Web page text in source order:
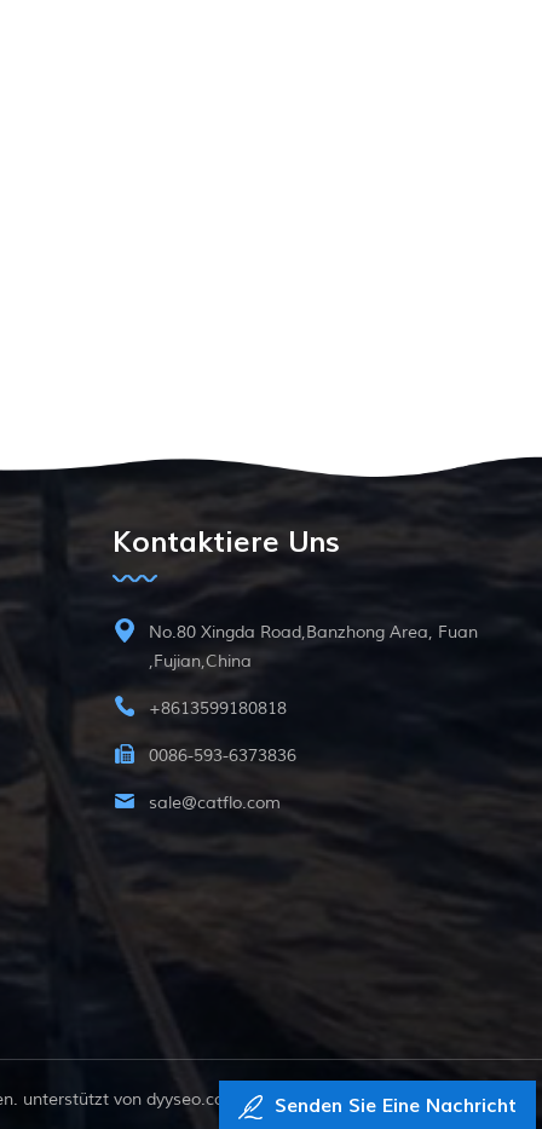
Kontaktiere Uns
No.80 Xingda Road,Banzhong Area, Fuan
,Fujian,China
+8613599180818
0086-593-6373836
sale@catflo.com
unterstützt von dyyseo.com Senden Sie Eine Nachricht